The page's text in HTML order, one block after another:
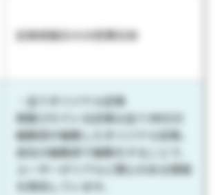
記事掲載日の30営業日前
・全てオリジナル記事
掲載されている記事は全て4MEEE
編集部が編集したオリジナル記事。
自社の編集部で編集をすることで、
ユーザーがリアルに関心のある情報
を発信しています。